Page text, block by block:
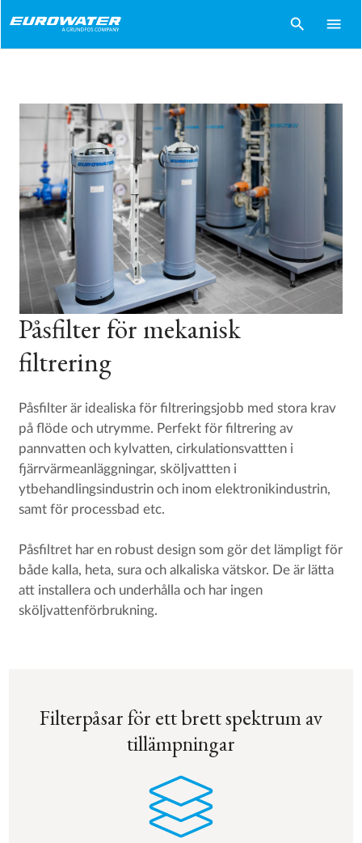
search menu
Påsfilter för mekanisk
filtrering
Påsfilter är idealiska för filtreringsjobb med stora krav
på flöde och utrymme. Perfekt för filtrering av
pannvatten och kylvatten, cirkulationsvattten i
fjärrvärmeanläggningar, sköljvattten i
ytbehandlingsindustrin och inom elektronikindustrin,
samt för processbad etc.
Påsfiltret har en robust design som gör det lämpligt för
både kalla, heta, sura och alkaliska vätskor. De är lätta
att installera och underhålla och har ingen
sköljvattenförbrukning.
Filterpåsar för ett brett spektrum av
tillämpningar